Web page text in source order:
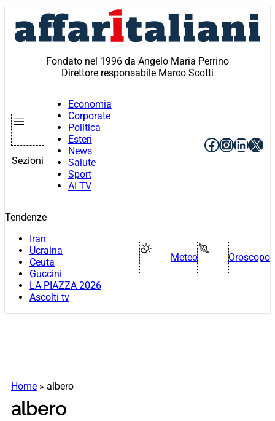
contenuto
Fondato nel 1996 da Angelo Maria Perrino
Direttore responsabile Marco Scotti
Sezioni
Economia
Corporate
Politica
Esteri
News
Salute
Sport
AI TV
Facebook
X
Tendenze
Iran
Ucraina
Ceuta
Guccini
LA PIAZZA 2026
Ascolti tv
Meteo Oroscopo
Home » albero
albero